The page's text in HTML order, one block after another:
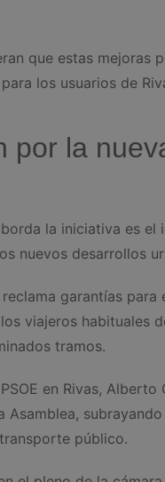
que estas mejoras
los usuarios de
por la
la iniciativa es
nuevos desarrollos
reclama garantías
viajeros habituales
tramos.
en Rivas,
Asamblea,
público.